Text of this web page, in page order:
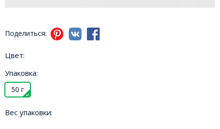
Поделиться:
Цвет:
Упаковка:
50 г
Вес упаковки: